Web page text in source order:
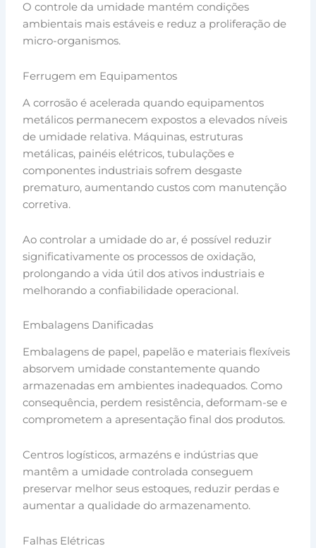
O controle da umidade mantém condições
ambientais mais estáveis e reduz a proliferação de
micro-organismos.
Ferrugem em Equipamentos
A corrosão é acelerada quando equipamentos
metálicos permanecem expostos a elevados níveis
de umidade relativa. Máquinas, estruturas
metálicas, painéis elétricos, tubulações e
componentes industriais sofrem desgaste
prematuro, aumentando custos com manutenção
corretiva.
Ao controlar a umidade do ar, é possível reduzir
significativamente os processos de oxidação,
prolongando a vida útil dos ativos industriais e
melhorando a confiabilidade operacional.
Embalagens Danificadas
Embalagens de papel, papelão e materiais flexíveis
absorvem umidade constantemente quando
armazenadas em ambientes inadequados. Como
consequência, perdem resistência, deformam-se e
comprometem a apresentação final dos produtos.
Centros logísticos, armazéns e indústrias que
mantêm a umidade controlada conseguem
preservar melhor seus estoques, reduzir perdas e
aumentar a qualidade do armazenamento.
Falhas Elétricas